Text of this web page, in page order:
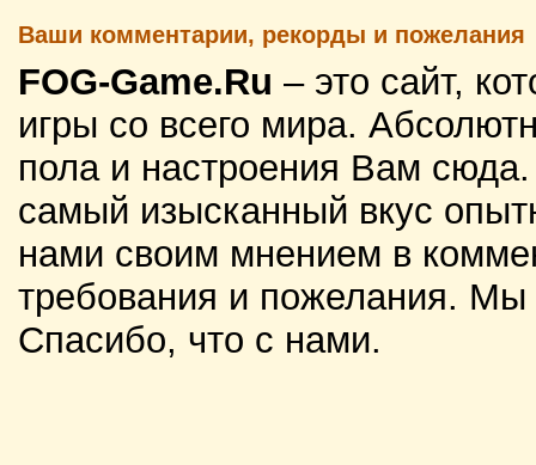
Ваши комментарии, рекорды и пожелания
FOG-Game.Ru – это сайт,
игры со всего мира.
пола и настроения Вам
самый изысканный вкус
нами своим мнением в
требования и пожелания.
Спасибо, что с нами.